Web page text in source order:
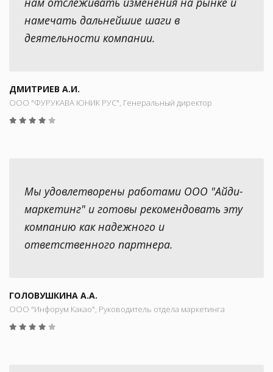
намечать дальнейшие шаги в
деятельности компании.
ДМИТРИЕВ А.И.
ООО "ФУРУКАВА ЮНИК РУС", Генеральный директор
Мы удовлетворены работами ООО "Айди-
маркетинг" и готовы рекомендовать эту
компанию как надежного и
ответственного партнера.
ГОЛОВУШКИНА А.А.
ООО "Инфорум Какао", Руководитель отдела маркетинга